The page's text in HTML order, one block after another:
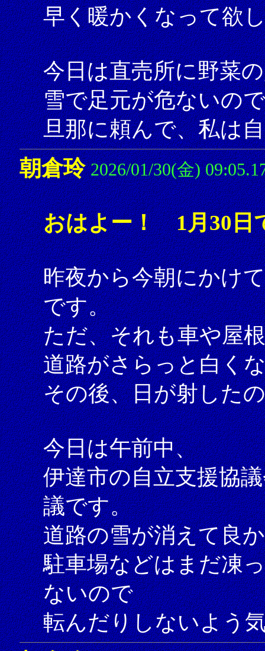
早く暖かくなって欲
今日は直売所に野菜
雪で足元が危ないので
旦那に頼んで、私は
朝倉玲 2026/01/30(金)
おはよー！ 1月30日
昨夜から今朝にかけ
です。
ただ、それも車や屋
道路がさらっと白く
その後、日が射した
今日は午前中、
伊達市の自立支援協
議です。
道路の雪が消えて良
駐車場などはまだ凍
ないので
転んだりしないよう